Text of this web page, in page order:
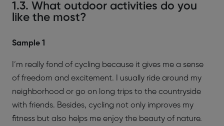
1.3. What outdoor activities do you
like the most?
Sample 1
I’m really fond of cycling because it gives me a sense
of freedom and excitement. I usually ride around my
neighborhood or go on long trips to the countryside
with friends. Besides, cycling not only improves my
fitness but also helps me enjoy the beauty of nature.